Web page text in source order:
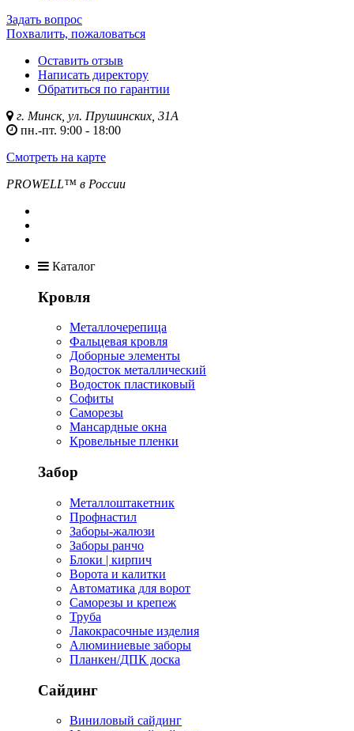
Задать вопрос
Похвалить, пожаловаться
Оставить отзыв
Написать директору
Обратиться по гарантии
г. Минск, ул. Прушинских, 31А
пн.-пт. 9:00 - 18:00
Смотреть на карте
PROWELL™ в России
Каталог
Кровля
Металлочерепица
Фальцевая кровля
Доборные элементы
Водосток металлический
Водосток пластиковый
Софиты
Саморезы
Мансардные окна
Кровельные пленки
Забор
Металлоштакетник
Профнастил
Заборы-жалюзи
Заборы ранчо
Блоки | кирпич
Ворота и калитки
Автоматика для ворот
Саморезы и крепеж
Труба
Лакокрасочные изделия
Алюминиевые заборы
Планкен/ДПК доска
Сайдинг
Виниловый сайдинг